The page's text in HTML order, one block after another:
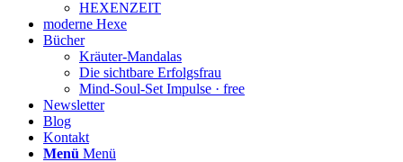
HEXENZEIT
moderne Hexe
Bücher
Kräuter-Mandalas
Die sichtbare Erfolgsfrau
Mind-Soul-Set Impulse · free
Newsletter
Blog
Kontakt
Menü Menü